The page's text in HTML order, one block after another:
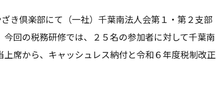
き倶楽部にて（一社）千葉南法人会第１・第２支部
回の税務研修では、２５名の参加者に対して千葉南
席から、キャッシュレス納付と令和６年度税制改正